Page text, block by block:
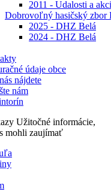
2011 - Udalosti a
Dobrovoľný hasičský zbor
2025 - DHZ Belá
2024 - DHZ Belá
údaje obce
nájdete
nám
Užitočné informácie,
mohli zaujímať